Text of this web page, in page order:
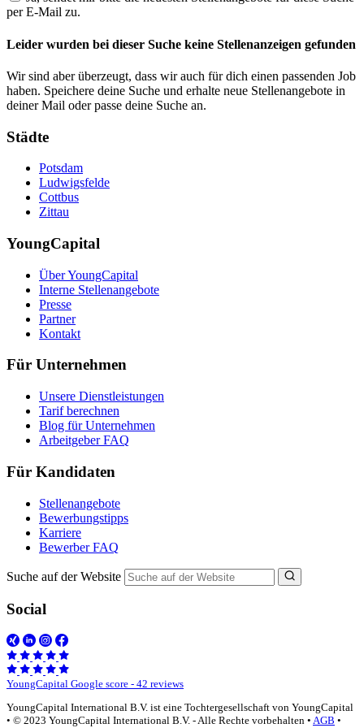
per E-Mail zu.
Leider wurden bei dieser Suche keine Stellenanzeigen gefunden
Wir sind aber überzeugt, dass wir auch für dich einen passenden Job
haben. Speichere deine Suche und erhalte neue Stellenangebote in
deiner Mail oder passe deine Suche an.
Städte
Potsdam
Ludwigsfelde
Cottbus
Zittau
YoungCapital
Über YoungCapital
Interne Stellenangebote
Presse
Partner
Kontakt
Für Unternehmen
Unsere Dienstleistungen
Tarif berechnen
Blog für Unternehmen
Arbeitgeber FAQ
Für Kandidaten
Stellenangebote
Bewerbungstipps
Karriere
Bewerber FAQ
Suche auf der Website
Social
YoungCapital Google score - 42 reviews
YoungCapital International B.V. ist eine Tochtergesellschaft von YoungCapital
• © 2023 YoungCapital International B.V. - Alle Rechte vorbehalten • AGB •